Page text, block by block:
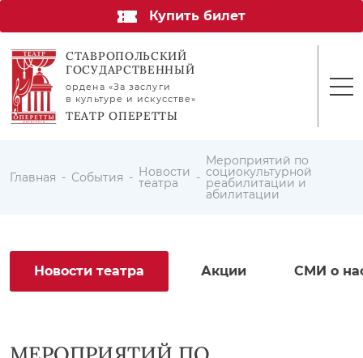
Купить билет
СТАВРОПОЛЬСКИЙ
ГОСУДАРСТВЕННЫЙ
ордена «За заслуги
в культуре и искусстве»
ТЕАТР ОПЕРЕТТЫ
Главная События Новости
театра
Мероприятий по
социокультурной
реабилитации и
абилитации
Новости театра Акции СМИ о